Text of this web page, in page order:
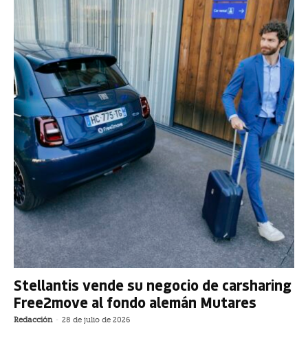
Stellantis vende su negocio de carsharing
Free2move al fondo alemán Mutares
Redacción - 28 de julio de 2026